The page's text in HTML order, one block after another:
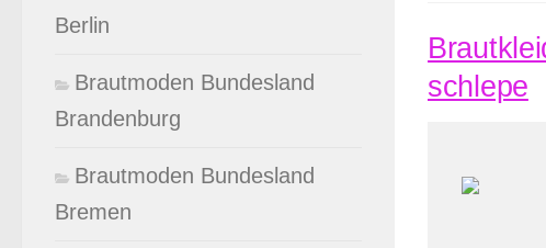
schlepe
Berlin
Brautmoden Bundesland
Brandenburg
Brautmoden Bundesland
Bremen